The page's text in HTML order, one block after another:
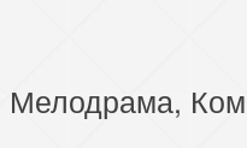
Мелодрама,